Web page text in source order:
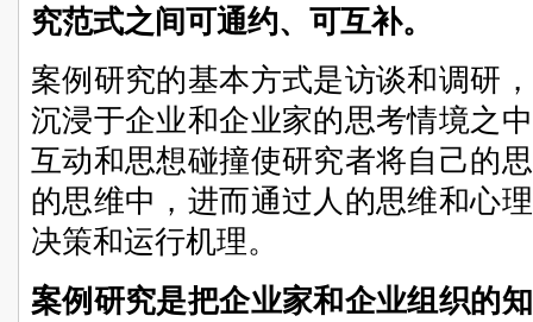
究范式之间可通约、可互补。
案例研究的基本方式是访谈和调研
沉浸于企业和企业家的思考情境之
互动和思想碰撞使研究者将自己的
的思维中，进而通过人的思维和心
决策和运行机理。
案例研究是把企业家和企业组织的